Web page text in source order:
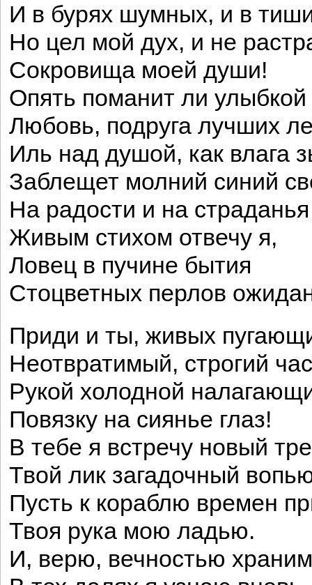
И в бурях шумных, и в
Но цел мой дух, и не
Сокровища моей души!
Опять поманит ли улыбкой
Любовь, подруга лучших
Иль над душой, как влага
Заблещет молний синий
На радости и на страданья
Живым стихом отвечу я,
Ловец в пучине бытия
Стоцветных перлов
Приди и ты, живых
Неотвратимый, строгий
Рукой холодной
Повязку на сиянье глаз!
В тебе я встречу новый
Твой лик загадочный
Пусть к кораблю времен
Твоя рука мою ладью.
И, верю, вечностью